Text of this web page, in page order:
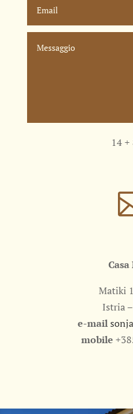
14 +
Matiki
Istria
e-mail
mobile